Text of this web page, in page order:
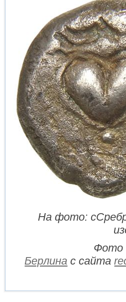
На фото:
Фото
Берлина с сайта